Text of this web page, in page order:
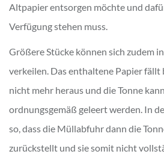
Altpapier entsorgen möchte und
Verfügung stehen muss.
Größere Stücke können sich zudem
verkeilen. Das enthaltene Papier fällt
nicht mehr heraus und die Tonne
ordnungsgemäß geleert werden. In
so, dass die Müllabfuhr dann die
zurückstellt und sie somit nicht